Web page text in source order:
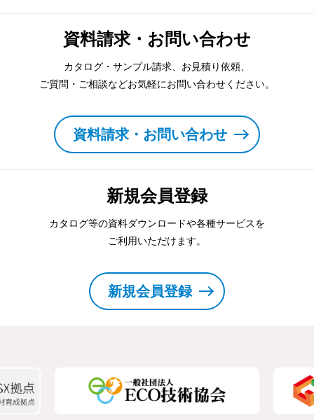
資料請求・お問い合わせ
カタログ・サンプル請求、お見積り依頼、
ご質問・ご相談などお気軽にお問い合わせください。
資料請求・お問い合わせ
新規会員登録
カタログ等の資料ダウンロードや各種サービスを
ご利用いただけます。
新規会員登録